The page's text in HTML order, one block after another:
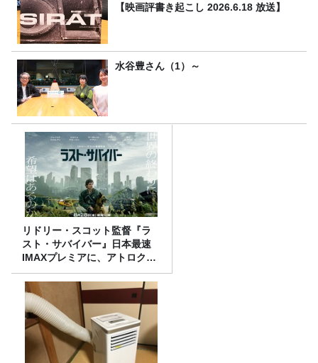
【映画評書き起こし 2026.6.18 放送】
水谷豊さん（1）～
リドリー・スコット監督『ラ
スト・サバイバー』日本最速
IMAXプレミアに、アトロクリ
スナー60名をご招待！